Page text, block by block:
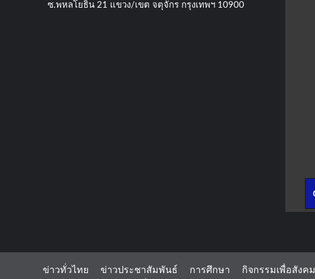
ซ.พหลโยธิน​ 21​ แขวง/เขต​ จตุจักร​ กรุงเทพฯ 10900
ข่าวทั่วไทย ข่าวประชาสัมพันธ์ การศึกษา กิจกรรมเพื่อสังคม